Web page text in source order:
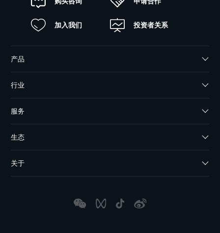
加入我们 投资者关系
产品
行业
服务
生态
关于